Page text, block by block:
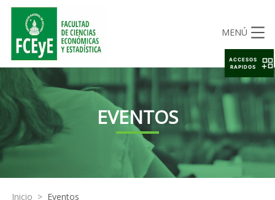
MENÚ
EVENTOS
Inicio > Eventos
ACCESOS
RAPIDOS